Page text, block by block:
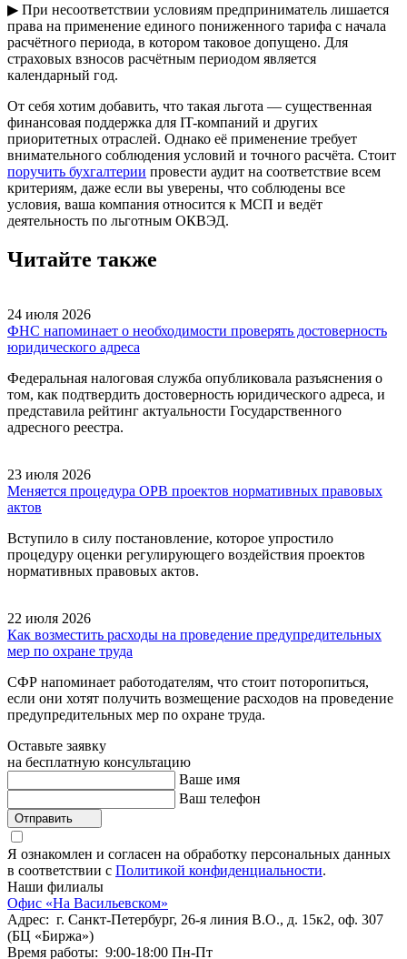
▶ При несоответствии условиям предприниматель лишается
права на применение единого пониженного тарифа с начала
расчётного периода, в котором таковое допущено. Для
страховых взносов расчётным периодом является
календарный год.
От себя хотим добавить, что такая льгота — существенная
финансовая поддержка для IT-компаний и других
приоритетных отраслей. Однако её применение требует
внимательного соблюдения условий и точного расчёта. Стоит
поручить бухгалтерии провести аудит на соответствие всем
критериям, даже если вы уверены, что соблюдены все
условия, ваша компания относится к МСП и ведёт
деятельность по льготным ОКВЭД.
Читайте также
24 июля 2026
ФНС напоминает о необходимости проверять достоверность
юридического адреса
Федеральная налоговая служба опубликовала разъяснения о
том, как подтвердить достоверность юридического адреса, и
представила рейтинг актуальности Государственного
адресного реестра.
23 июля 2026
Меняется процедура ОРВ проектов нормативных правовых
актов
Вступило в силу постановление, которое упростило
процедуру оценки регулирующего воздействия проектов
нормативных правовых актов.
22 июля 2026
Как возместить расходы на проведение предупредительных
мер по охране труда
СФР напоминает работодателям, что стоит поторопиться,
если они хотят получить возмещение расходов на проведение
предупредительных мер по охране труда.
Оставьте заявку
на бесплатную консультацию
Ваше имя
Ваш телефон
Отправить
Я ознакомлен и согласен на обработку персональных данных
в соответствии с Политикой конфиденциальности.
Наши филиалы
Офис «На Васильевском»
Адрес: г. Санкт-Петербург, 26-я линия В.О., д. 15к2, оф. 307
(БЦ «Биржа»)
Время работы: 9:00-18:00 Пн-Пт